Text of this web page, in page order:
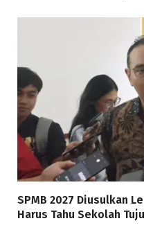
SPMB 2027 Diusulkan
Harus Tahu Sekolah